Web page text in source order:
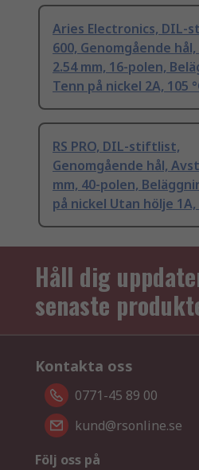
Aries Electronics, DIL-
600, Genomgående
2.54 mm, 16-polen,
Tenn på nickel 2A, 105
RS PRO, DIL-stiftlist,
Genomgående hål,
mm, 40-polen,
på nickel Utan hölje 1A,
Håll dig
senaste
Kontakta oss
0771-45 89 00
kund@rsonline.se
Följ oss på